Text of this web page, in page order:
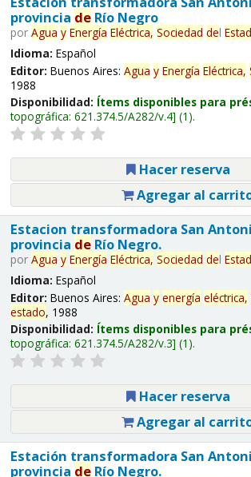
provincia deRío Negro
por Agua y Energía Eléctrica, Sociedad del
Idioma: Español
Editor: Buenos Aires: Agua y Energía Eléctrica,
1988
Disponibilidad: Ítems disponibles para
topográfica: 621.374.5/A282/v.4 (1).
Hacer reserva
Agregar al
Estacion transformadora San
provincia deRío Negro.
por Agua y Energía Eléctrica, Sociedad del
Idioma: Español
Editor: Buenos Aires: Agua y energía eléctrica,
estado, 1988
Disponibilidad: Ítems disponibles para
topográfica: 621.374.5/A282/v.3 (1).
Hacer reserva
Agregar al
Estación transformadora San
provincia deRío Negro.